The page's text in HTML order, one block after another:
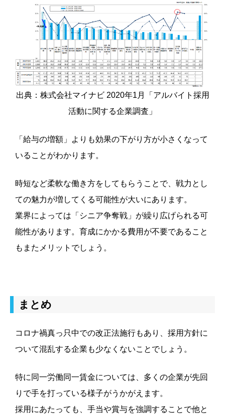
出典：株式会社マイナビ 2020年1月「アルバイト採用
活動に関する企業調査」
「給与の増額」よりも効果の下がり方が小さくなって
いることがわかります。
時短など柔軟な働き方をしてもらうことで、戦力とし
ての魅力が増してくる可能性が大いにあります。
業界によっては「シニア争奪戦」が繰り広げられる可
能性があります。育成にかかる費用が不要であること
もまたメリットでしょう。
まとめ
コロナ禍真っ只中での改正法施行もあり、採用方針に
ついて混乱する企業も少なくないことでしょう。
特に同一労働同一賃金については、多くの企業が先回
りで手を打っている様子がうかがえます。
採用にあたっても、手当や賞与を強調することで他と